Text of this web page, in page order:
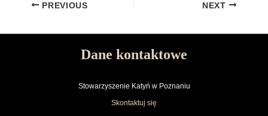
PREVIOUS NEXT
Dane kontaktowe
Stowarzyszenie Katyń w Poznaniu
Skontaktuj się